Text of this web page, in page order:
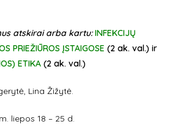
atskirai arba kartu:INFEKCIJŲ
PRIEŽIŪROS ĮSTAIGOSE (2 ak. val.) ir
ETIKA (2 ak. val.)
Lina Žižytė.
liepos 18 – 25 d.